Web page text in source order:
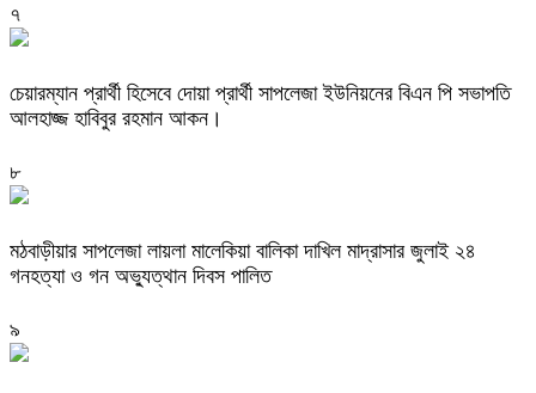
৭
চেয়ারম্যান প্রার্থী হিসেবে দোয়া প্রার্থী সাপলেজা ইউনিয়নের বিএন পি সভাপতি
আলহাজ্জ হাবিবুর রহমান আকন।
৮
মঠবাড়ীয়ার সাপলেজা লায়লা মালেকিয়া বালিকা দাখিল মাদ্রাসার জুলাই ২৪
গনহত্যা ও গন অভ্যুত্থান দিবস পালিত
৯